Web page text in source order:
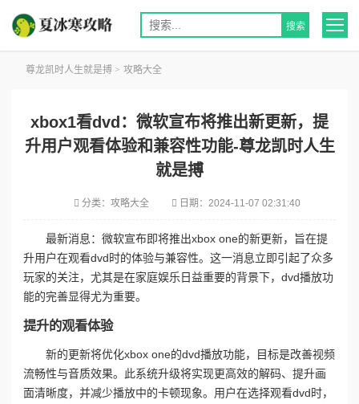
尊龙凯时人生就是搏 > 攻略大全
xbox1看dvd：微软宣布将推出新更新，提
升用户观看体验和兼容性功能-尊龙凯时人生
就是搏
分类： 攻略大全 日期： 2024-11-07 02:31:40
最新消息：微软宣布即将推出xbox one的新更新，旨在提
升用户在观看dvd时的体验与兼容性。这一消息立即引起了众多
玩家的关注，尤其是在家庭娱乐日益重要的背景下，dvd播放功
能的完善显得尤为重要。
提升的观看体验
新的更新将优化xbox one的dvd播放功能，目标是改善视频
流畅性与音质效果。此系统升级将实现更高效的解码、提升画
面清晰度，并减少播放中的卡顿现象。用户在选择观看dvd时，